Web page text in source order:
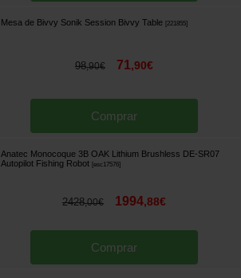
Mesa de Bivvy Sonik Session Bivvy Table 221855]
98,90€ 71,90€
Comprar
Anatec Monocoque 3B OAK Lithium Brushless DE-SR07
Autopilot Fishing Robot [esc17576]
2428,00€ 1994,88€
Comprar